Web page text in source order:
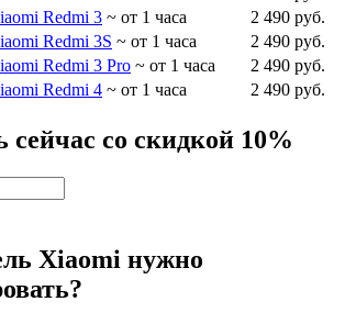
Redmi 3 ~ от 1 часа
2 490 руб.
Redmi 3S ~ от 1 часа
2 490 руб.
Redmi 3 Pro ~ от 1 часа
2 490 руб.
Redmi 4 ~ от 1 часа 2 490 руб.
сейчас со скидкой 10%
Xiaomi нужно